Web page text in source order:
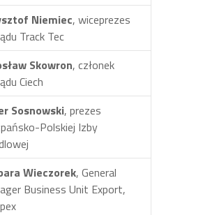
Niemiec, wiceprezes
Track Tec
Skowron, członek
Ciech
Sosnowski, prezes
Polskiej Izby
Wieczorek, General
Business Unit Export,